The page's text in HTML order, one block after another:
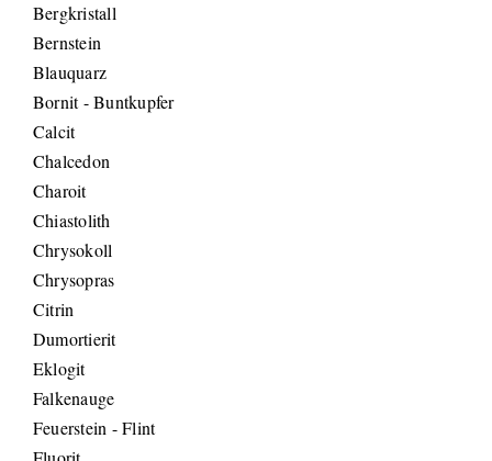
Bergkristall
Bernstein
Blauquarz
Bornit - Buntkupfer
Calcit
Chalcedon
Charoit
Chiastolith
Chrysokoll
Chrysopras
Citrin
Dumortierit
Eklogit
Falkenauge
Feuerstein - Flint